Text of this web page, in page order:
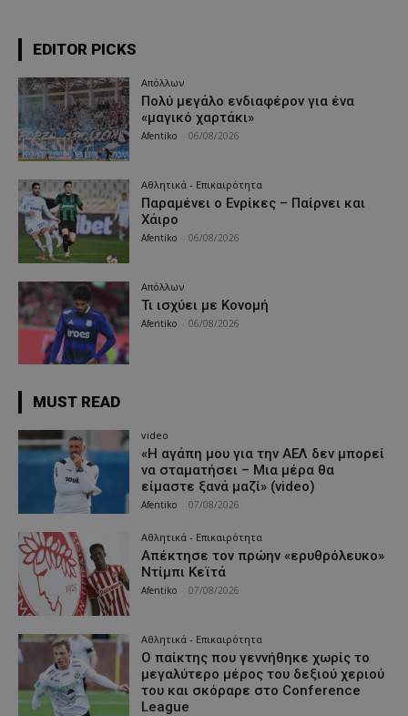
EDITOR PICKS
Απόλλων
Πολύ μεγάλο ενδιαφέρον για ένα
«μαγικό χαρτάκι»
Afentiko 06/08/2026
Αθλητικά - Επικαιρότητα
Παραμένει ο Ενρίκες – Παίρνει και
Χάιρο
Afentiko 06/08/2026
Απόλλων
Τι ισχύει με Κονομή
Afentiko 06/08/2026
MUST READ
video
«Η αγάπη μου για την ΑΕΛ δεν μπορεί
να σταματήσει – Μια μέρα θα
είμαστε ξανά μαζί» (video)
Afentiko 07/08/2026
Αθλητικά - Επικαιρότητα
Απέκτησε τον πρώην «ερυθρόλευκο»
Ντίμπι Κεϊτά
Afentiko 07/08/2026
Αθλητικά - Επικαιρότητα
Ο παίκτης που γεννήθηκε χωρίς το
μεγαλύτερο μέρος του δεξιού χεριού
του και σκόραρε στο Conference
League